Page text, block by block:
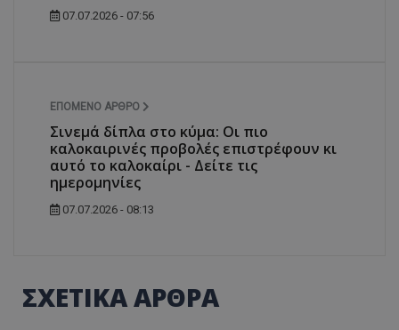
07.07.2026 - 07:56
ΕΠΌΜΕΝΟ ΆΡΘΡΟ
Σινεμά δίπλα στο κύμα: Οι πιο
καλοκαιρινές προβολές επιστρέφουν κι
αυτό το καλοκαίρι - Δείτε τις
ημερομηνίες
07.07.2026 - 08:13
ΣΧΕΤΙΚΑ ΑΡΘΡΑ